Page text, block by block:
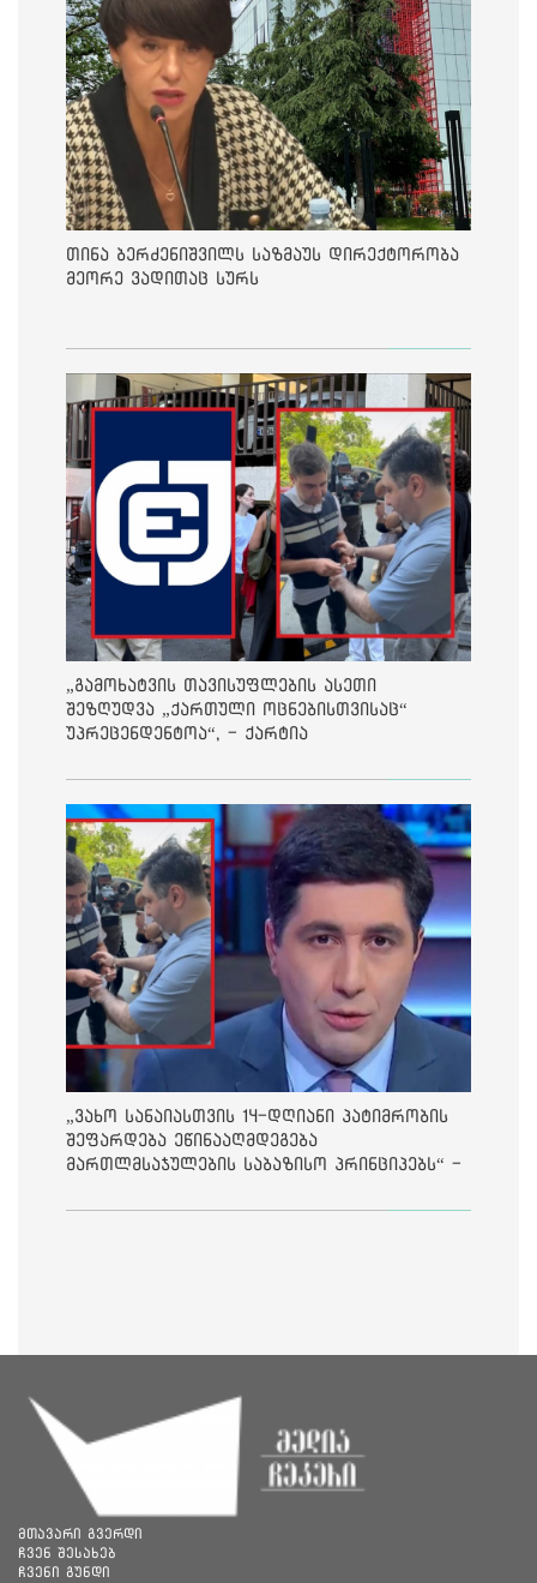
თინა ბერძენიშვილს საზმაუს დირექტორობა
მეორე ვადითაც სურს
„გამოხატვის თავისუფლების ასეთი
შეზღუდვა „ქართული ოცნებისთვისაც“
უპრეცენდენტოა“, - ქარტია
„ვახო სანაიასთვის 14-დღიანი პატიმრობის
შეფარდება ეწინააღმდეგება
მართლმსაჯულების საბაზისო პრინციპებს“ -
მთავარი გვერდი
ჩვენ შესახებ
ჩვენი გუნდი